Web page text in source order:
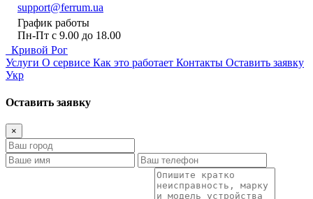
support@ferrum.ua
График работы
Пн-Пт с 9.00 до 18.00
Кривой Рог
Услуги О сервисе Как это работает Контакты Оставить заявку
Укр
Оставить заявку
×